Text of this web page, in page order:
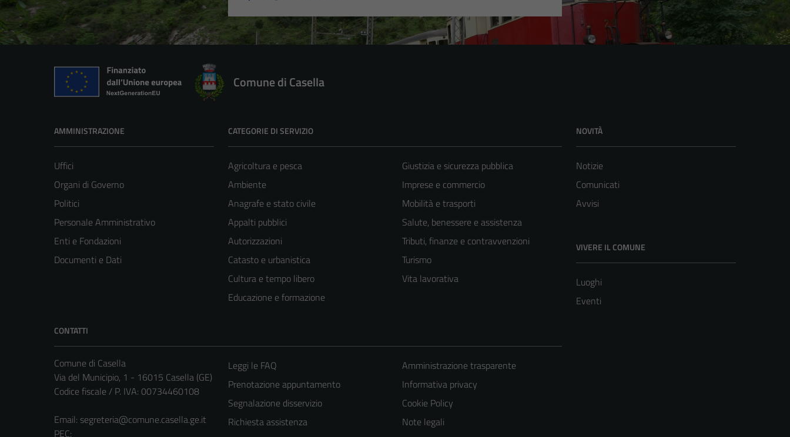
Comune di Casella
AMMINISTRAZIONE
Uffici
Organi di Governo
Politici
Personale Amministrativo
Enti e Fondazioni
Documenti e Dati
CATEGORIE DI SERVIZIO
Agricoltura e pesca
Ambiente
Anagrafe e stato civile
Appalti pubblici
Autorizzazioni
Catasto e urbanistica
Cultura e tempo libero
Educazione e formazione
Giustizia e sicurezza pubblica
Imprese e commercio
Mobilità e trasporti
Salute, benessere e assistenza
Tributi, finanze e contravvenzioni
Turismo
Vita lavorativa
NOVITÀ
Notizie
Comunicati
Avvisi
VIVERE IL COMUNE
Luoghi
Eventi
CONTATTI
Comune di Casella
Via del Municipio, 1 - 16015 Casella (GE)
Codice fiscale / P. IVA: 00734460108
Email: segreteria@comune.casella.ge.it
PEC:
Leggi le FAQ
Prenotazione appuntamento
Segnalazione disservizio
Richiesta assistenza
Amministrazione trasparente
Informativa privacy
Cookie Policy
Note legali